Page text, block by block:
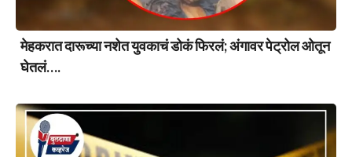
मेहकरात दारूच्या नशेत युवकाचं डोकं फिरलं; अंगावर पेट्रोल ओतून
घेतलं….